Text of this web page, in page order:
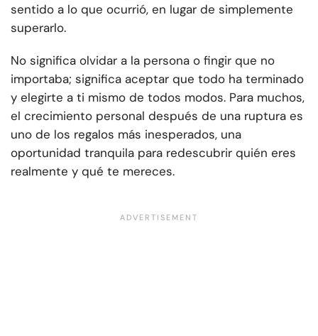
sentido a lo que ocurrió, en lugar de simplemente
superarlo.
No significa olvidar a la persona o fingir que no
importaba; significa aceptar que todo ha terminado
y elegirte a ti mismo de todos modos. Para muchos,
el crecimiento personal después de una ruptura es
uno de los regalos más inesperados, una
oportunidad tranquila para redescubrir quién eres
realmente y qué te mereces.